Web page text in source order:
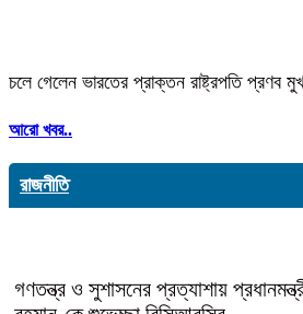
চলে গেলেন ভারতের প্রাক্তন রাষ্ট্রপতি প্রণব
আরো খবর..
রাজনীতি
গণতন্ত্র ও সুশাসনের প্রত্যাশায়